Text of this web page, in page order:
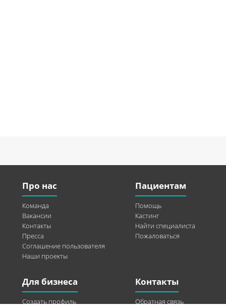
Про нас
Команда
Вакансии
Контакты
Пресса
Соглашение пользователя
Наши проекты
Пациентам
Помощь
Кастинг
Найти специалиста
Пожаловаться
Для бизнеса
Создать профиль
Контакты
Обратная связь